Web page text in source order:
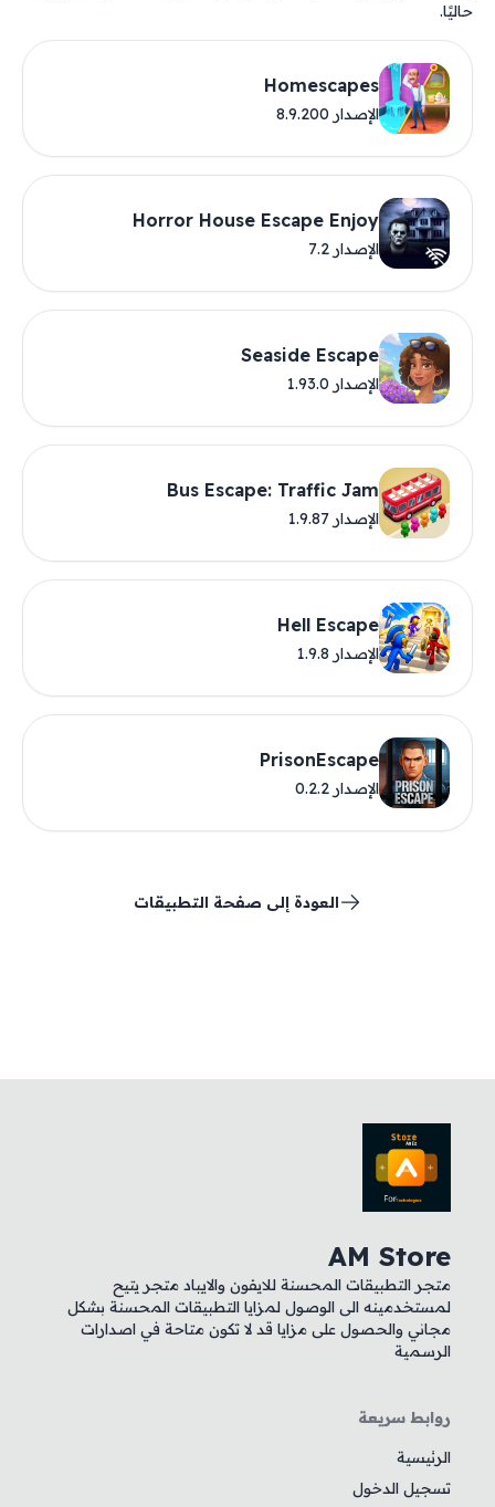
حاليًا.
Homescapes
الإصدار 8.9.200
Horror House Escape Enjoy
الإصدار 7.2
Seaside Escape
الإصدار 1.93.0
Bus Escape: Traffic Jam
الإصدار 1.9.87
Hell Escape
الإصدار 1.9.8
PrisonEscape
الإصدار 0.2.2
العودة إلى صفحة التطبيقات
AM Store
متجر التطبيقات المحسنة للايفون والايباد متجر يتيح
لمستخدمينه الى الوصول لمزايا التطبيقات المحسنة بشكل
مجاني والحصول على مزايا قد لا تكون متاحة في اصدارات
الرسمية
روابط سريعة
الرئيسية
تسجيل الدخول